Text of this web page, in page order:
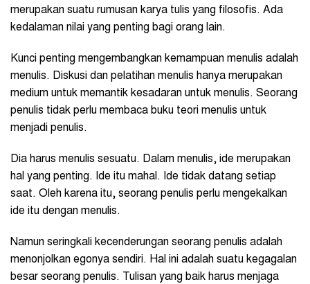
merupakan suatu rumusan karya tulis yang filosofis. Ada
kedalaman nilai yang penting bagi orang lain.
Kunci penting mengembangkan kemampuan menulis adalah
menulis. Diskusi dan pelatihan menulis hanya merupakan
medium untuk memantik kesadaran untuk menulis. Seorang
penulis tidak perlu membaca buku teori menulis untuk
menjadi penulis.
Dia harus menulis sesuatu. Dalam menulis, ide merupakan
hal yang penting. Ide itu mahal. Ide tidak datang setiap
saat. Oleh karena itu, seorang penulis perlu mengekalkan
ide itu dengan menulis.
Namun seringkali kecenderungan seorang penulis adalah
menonjolkan egonya sendiri. Hal ini adalah suatu kegagalan
besar seorang penulis. Tulisan yang baik harus menjaga